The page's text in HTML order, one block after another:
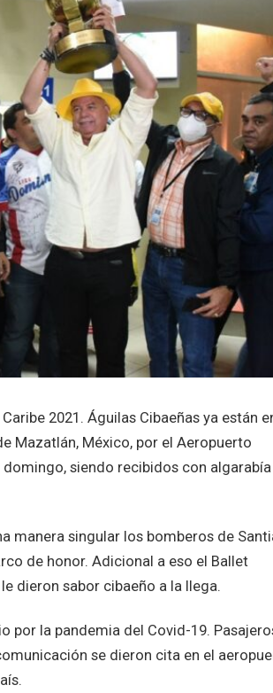
2021. Águilas Cibaeñas ya están
Mazatlán, México, por el Aeropuerto
siendo recibidos con algarabía
manera singular los bomberos de
de honor. Adicional a eso el Ballet
dieron sabor cibaeño a la llega.
por la pandemia del Covid-19.
se dieron cita en el